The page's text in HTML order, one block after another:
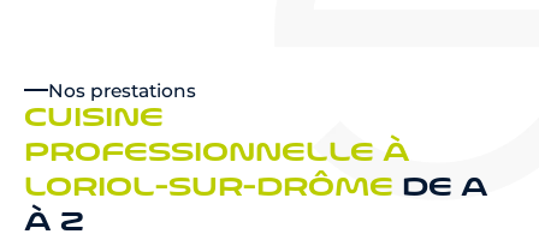
Nos prestations
CUISINE
PROFESSIONNELLE À
LORIOL-SUR-DRÔME DE A
À Z